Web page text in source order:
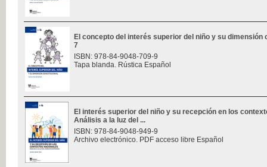
El concepto del interés superior del niño y su dimensión
7
ISBN: 978-84-9048-709-9
Tapa blanda. Rústica Español
El interés superior del niño y su recepción en los
Análisis a la luz del ...
ISBN: 978-84-9048-949-9
Archivo electrónico. PDF acceso libre Español